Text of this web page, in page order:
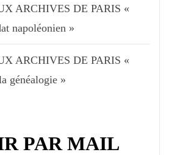
ARCHIVES DE PARIS «
napoléonien »
ARCHIVES DE PARIS «
généalogie »
PAR MAIL